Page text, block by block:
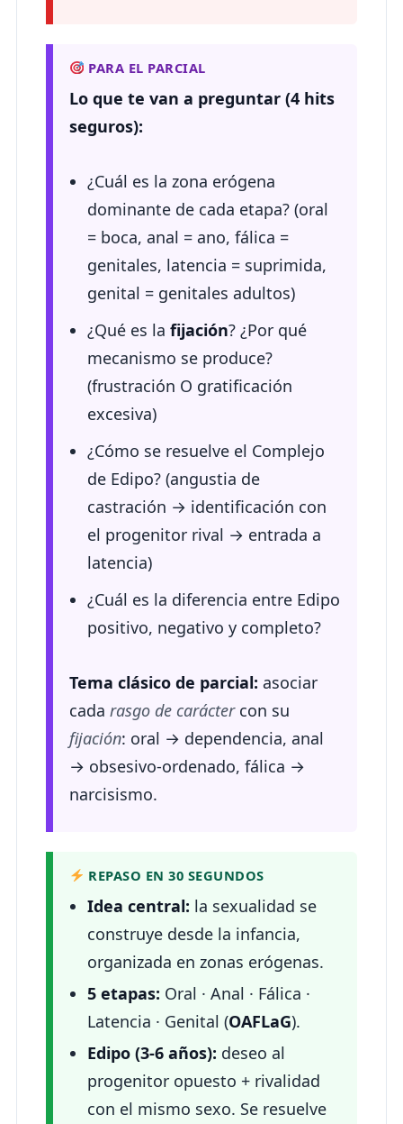
PARA EL PARCIAL
Lo que te van a preguntar (4 hits
seguros):
¿Cuál es la zona erógena
dominante de cada etapa? (oral
= boca, anal = ano, fálica =
genitales, latencia = suprimida,
genital = genitales adultos)
¿Qué es la fijación? ¿Por qué
mecanismo se produce?
(frustración O gratificación
excesiva)
¿Cómo se resuelve el Complejo
de Edipo? (angustia de
castración → identificación con
el progenitor rival → entrada a
latencia)
¿Cuál es la diferencia entre Edipo
positivo, negativo y completo?
Tema clásico de parcial: asociar
cada rasgo de caráctercon su
fijación: oral → dependencia, anal
→ obsesivo-ordenado, fálica →
narcisismo.
REPASO EN 30 SEGUNDOS
Idea central: la sexualidad se
construye desde la infancia,
organizada en zonas erógenas.
5 etapas: Oral · Anal · Fálica ·
Latencia · Genital (OAFLaG).
Edipo (3-6 años): deseo al
progenitor opuesto + rivalidad
con el mismo sexo. Se resuelve